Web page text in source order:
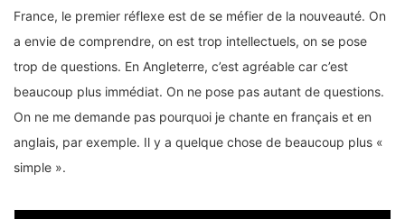
France, le premier réflexe est de se méfier de la nouveauté. On
a envie de comprendre, on est trop intellectuels, on se pose
trop de questions. En Angleterre, c’est agréable car c’est
beaucoup plus immédiat. On ne pose pas autant de questions.
On ne me demande pas pourquoi je chante en français et en
anglais, par exemple. Il y a quelque chose de beaucoup plus «
simple ».